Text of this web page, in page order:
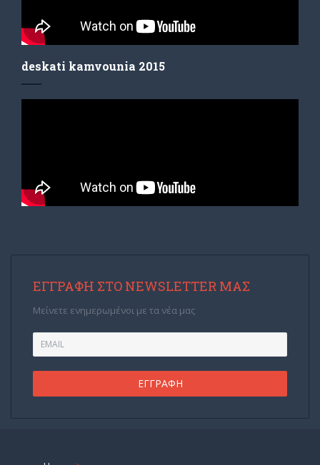
deskati kamvounia 2015
ΕΓΓΡΑΦΉ ΣΤΟ NEWSLETTER ΜΑΣ
Μείνετε ενημερωμένοι με τα νέα μας